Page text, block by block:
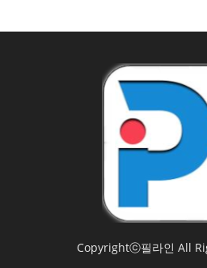
Copyrightⓒ필라인 All